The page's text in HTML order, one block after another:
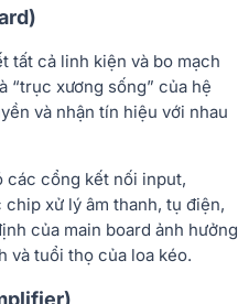
tất cả linh kiện và bo mạch
“trục xương sống” của hệ
và nhận tín hiệu với nhau
các cổng kết nối input,
xử lý âm thanh, tụ điện,
của main board ảnh hưởng
và tuổi thọ của loa kéo.